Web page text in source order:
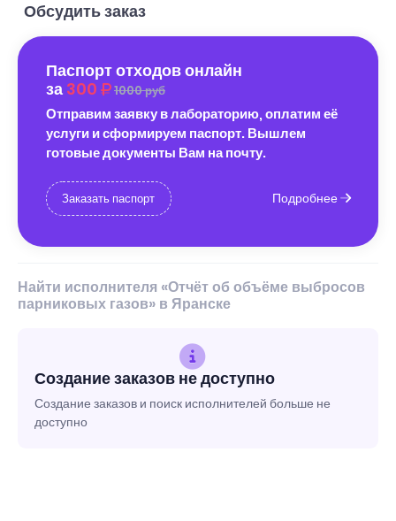
Обсудить заказ
Паспорт отходов онлайн
за 300 1000 руб
Отправим заявку в лабораторию, оплатим её
услуги и сформируем паспорт. Вышлем
готовые документы Вам на почту.
Заказать паспорт Подробнее
Найти исполнителя «Отчёт об объёме выбросов
парниковых газов» в Яранске
Создание заказов не доступно
Создание заказов и поиск исполнителей больше не
доступно